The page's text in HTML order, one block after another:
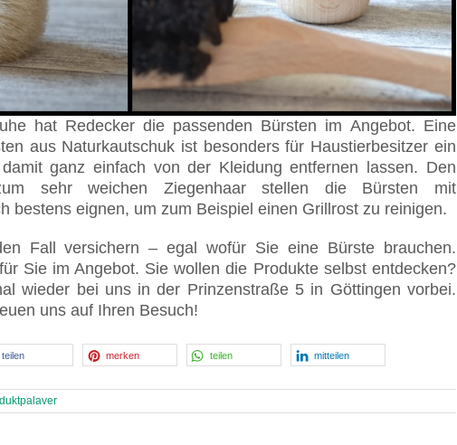
hat Redecker die passenden Bürsten im Angebot. Eine
aus Naturkautschuk ist besonders für Haustierbesitzer ein
ganz einfach von der Kleidung entfernen lassen. Den
sehr weichen Ziegenhaar stellen die Bürsten mit
bestens eignen, um zum Beispiel einen Grillrost zu reinigen.
Fall versichern – egal wofür Sie eine Bürste brauchen.
Sie im Angebot. Sie wollen die Produkte selbst entdecken?
wieder bei uns in der Prinzenstraße 5 in Göttingen vorbei.
uns auf Ihren Besuch!
teilen merken teilen mitteilen